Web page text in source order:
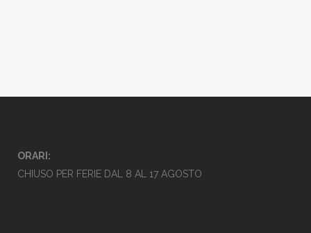
ORARI:
CHIUSO PER FERIE DAL 8 AL 17 AGOSTO